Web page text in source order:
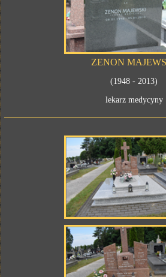
ZENON
(1948 - 2013)
lekarz medycyny